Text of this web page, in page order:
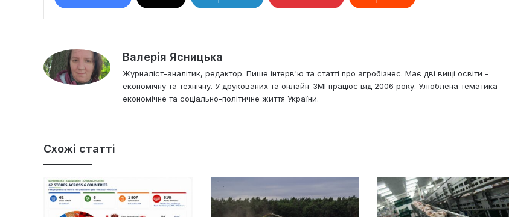
Валерія Ясницька
Журналіст-аналітик, редактор. Пише інтерв'ю та статті про агробізнес. Має дві вищі освіти -
економічну та технічну. У друкованих та онлайн-ЗМІ працює від 2006 року. Улюблена тематика -
економічне та соціально-політичне життя України.
Схожі статті